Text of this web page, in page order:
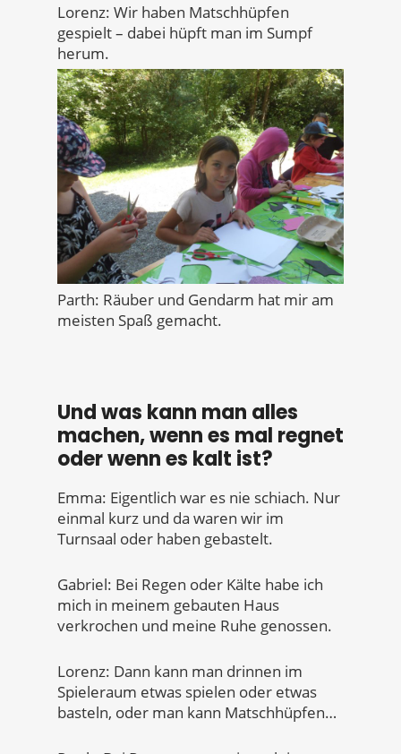
Lorenz: Wir haben Matschhüpfen
gespielt – dabei hüpft man im Sumpf
herum.
Parth: Räuber und Gendarm hat mir am
meisten Spaß gemacht.
Und was kann man alles
machen, wenn es mal regnet
oder wenn es kalt ist?
Emma: Eigentlich war es nie schiach. Nur
einmal kurz und da waren wir im
Turnsaal oder haben gebastelt.
Gabriel: Bei Regen oder Kälte habe ich
mich in meinem gebauten Haus
verkrochen und meine Ruhe genossen.
Lorenz: Dann kann man drinnen im
Spieleraum etwas spielen oder etwas
basteln, oder man kann Matschhüpfen…